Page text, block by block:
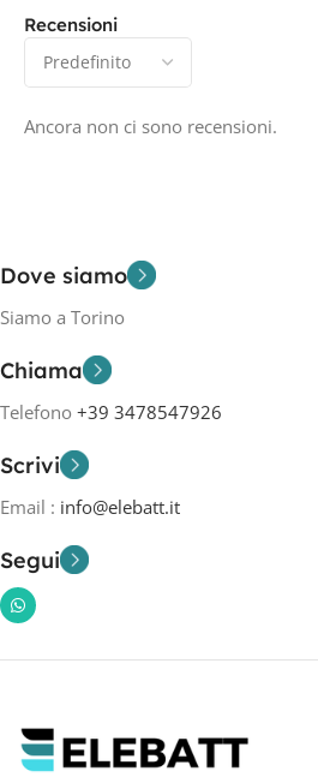
Recensioni
Ancora non ci sono recensioni.
Dove siamo
Siamo a Torino
Chiama
Telefono +39 3478547926
Scrivi
Email : info@elebatt.it
Segui